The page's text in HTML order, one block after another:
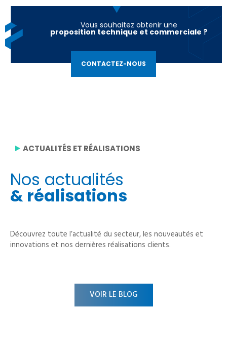
Vous souhaitez obtenir une
proposition technique et commerciale ?
CONTACTEZ-NOUS
ACTUALITÉS ET RÉALISATIONS
Nos actualités
& réalisations
Découvrez toute l’actualité du secteur, les nouveautés et
innovations et nos dernières réalisations clients.
VOIR LE BLOG